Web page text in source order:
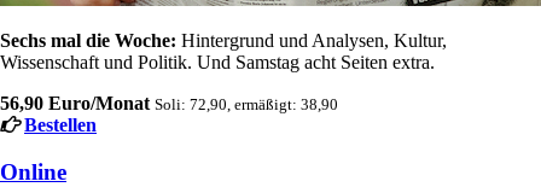
Sechs mal die Woche: Hintergrund und Analysen, Kultur,
Wissenschaft und Politik. Und Samstag acht Seiten extra.
56,90 Euro/Monat Soli: 72,90, ermäßigt: 38,90
Bestellen
Online